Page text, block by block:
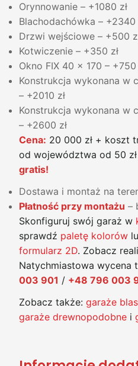
Orynnowanie – +1080 zł
Blachodachówka – +2340
Drzwi wejściowe – +500
Kotwiczenie – +350 zł
Okno FIX 40 x 170 – +750
Konstrukcja wykonana w
– +2010 zł
Konstrukcja wykonana w
– +2600 zł
Cena: 20 000 zł + koszt
od województwa od 50 zł
gratis!
Dostawa i montaż na
Płatność przy montażu –
Skonfiguruj swój garaż w
sprawdź paletę kolorów
formularz 2D. Zobacz
Natychmiastowa wycena
003 901 / +48 796 003
Zobacz także: garaże
garaże drewnopodobne i